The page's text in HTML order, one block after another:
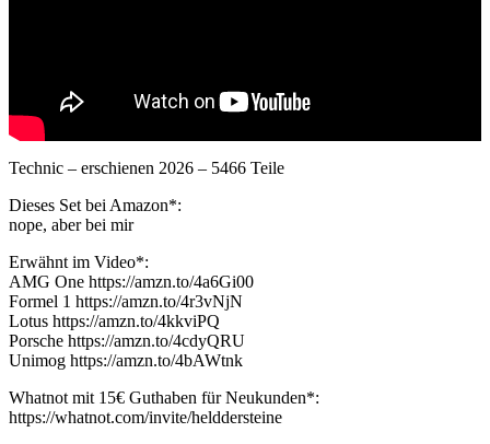
Technic – erschienen 2026 – 5466 Teile
Dieses Set bei Amazon*:
nope, aber bei mir
Erwähnt im Video*:
AMG One https://amzn.to/4a6Gi00
Formel 1 https://amzn.to/4r3vNjN
Lotus https://amzn.to/4kkviPQ
Porsche https://amzn.to/4cdyQRU
Unimog https://amzn.to/4bAWtnk
Whatnot mit 15€ Guthaben für Neukunden*:
https://whatnot.com/invite/helddersteine